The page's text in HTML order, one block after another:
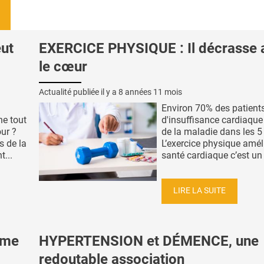
tout
?
de la
EXERCICE PHYSIQUE : Il décrasse
le cœur
Actualité publiée il y a 8 années 11 mois
Environ 70% des
d'insuffisance
de la maladie dans les
L’exercice physique
santé cardiaque c’est
LIRE LA SUITE
HYPERTENSION et DÉMENCE, une
redoutable association